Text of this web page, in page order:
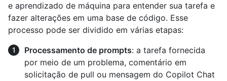
e aprendizado de máquina para entender sua tarefa e
fazer alterações em uma base de código. Esse
processo pode ser dividido em várias etapas:
Processamento de prompts: a tarefa fornecida
por meio de um problema, comentário em
solicitação de pull ou mensagem do Copilot Chat